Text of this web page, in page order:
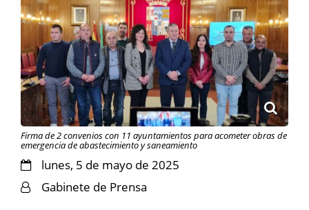
Firma de 2 convenios con 11 ayuntamientos para acometer obras de
emergencia de abastecimiento y saneamiento
lunes, 5 de mayo de 2025
Gabinete de Prensa